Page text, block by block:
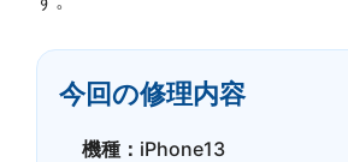
今回の修理内容
機種： iPhone13